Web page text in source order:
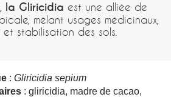
la Gliricidia est une alliée de
mêlant usages médicinaux,
et stabilisation des sols.
: Gliricidia sepium
: gliricidia, madre de cacao,